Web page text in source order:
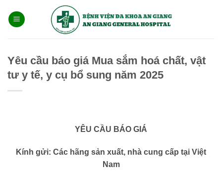
qua
Yêu cầu báo giá Mua sắm hoá chất, vật
tư y tế, y cụ bổ sung năm 2025
YÊU CẦU BÁO GIÁ
Kính gửi: Các hãng sản xuất, nhà cung cấp tại Việt
Nam